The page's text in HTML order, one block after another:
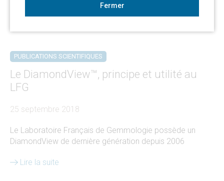
Fermer
PUBLICATIONS SCIENTIFIQUES
Le DiamondView™, principe et utilité au
LFG
25 septembre 2018
Le Laboratoire Français de Gemmologie possède un
DiamondView de dernière génération depuis 2006
Lire la suite